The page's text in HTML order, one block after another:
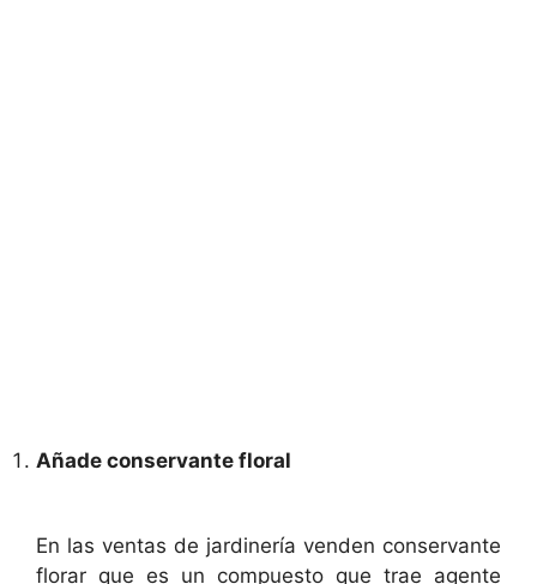
Añade conservante floral
En las ventas de jardinería venden conservante
florar que es un compuesto que trae agente